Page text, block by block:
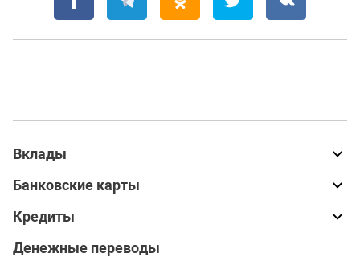
Вклады
Банковские карты
Кредиты
Денежные переводы